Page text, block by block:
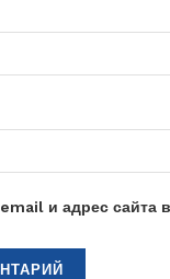
и адрес сайта